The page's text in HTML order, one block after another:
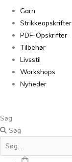
Garn
Strikkeopskrifter
PDF-Opskrifter
Tilbehør
Livsstil
Workshops
Nyheder
Søg
Søg